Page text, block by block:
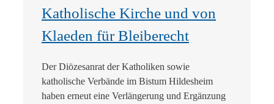
Katholische Kirche und von
Klaeden für Bleiberecht
Der Diözesanrat der Katholiken sowie
katholische Verbände im Bistum Hildesheim
haben erneut eine Verlängerung und Ergänzung